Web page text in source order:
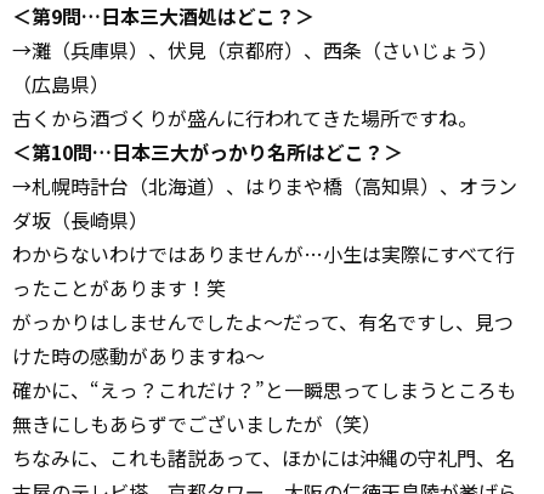
＜第9問…日本三大酒処はどこ？＞
→灘（兵庫県）、伏見（京都府）、西条（さいじょう）
（広島県）
古くから酒づくりが盛んに行われてきた場所ですね。
＜第10問…日本三大がっかり名所はどこ？＞
→札幌時計台（北海道）、はりまや橋（高知県）、オラン
ダ坂（長崎県）
わからないわけではありませんが…小生は実際にすべて行
ったことがあります！笑
がっかりはしませんでしたよ〜だって、有名ですし、見つ
けた時の感動がありますね〜
確かに、“えっ？これだけ？”と一瞬思ってしまうところも
無きにしもあらずでございましたが（笑）
ちなみに、これも諸説あって、ほかには沖縄の守礼門、名